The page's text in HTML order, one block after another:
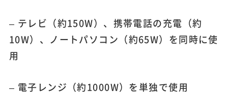
– テレビ（約150W）、携帯電話の充電（約
10W）、ノートパソコン（約65W）を同時に使
用
– 電子レンジ（約1000W）を単独で使用